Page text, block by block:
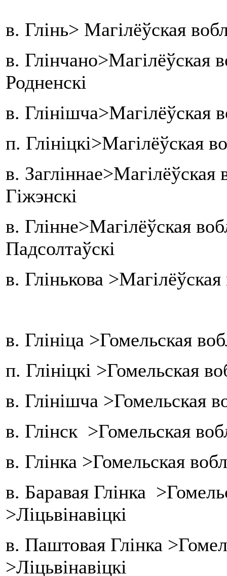
в. Глінь> Магілёўская
в. Глінчано>Магілёўская
Родненскі
в. Глінішча>Магілёўская
п. Глініцкі>Магілёўская
в.
Гіжэнскі
в. Глінне>Магілёўская
Падсолтаўскі
в. Глінькова
в. Глініца >Гомельская
п. Глініцкі >Гомельская
в. Глінішча >Гомельская
в. Глінск >Гомельская
в. Глінка >Гомельская
в. Баравая Глінка
>Ліцьвінавіцкі
в. Паштовая Глінка
>Ліцьвінавіцкі